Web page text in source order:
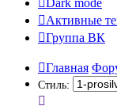
Dark mode
Активные
Группа ВК
Главная
Стиль: